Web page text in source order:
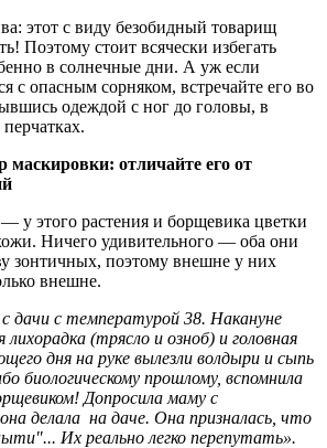
этот с виду безобидный товарищ
Поэтому стоит всячески избегать
в солнечные дни. А уж если
с опасным сорняком, встречайте его во
одеждой с ног до головы, в
отличайте его от
у этого растения и борщевика цветки
Ничего удивительного — оба они
зонтичных, поэтому внешне у них
внешне.
дачи с температурой 38. Накануне
лихорадка (трясло и озноб) и головная
дня на руке вылезли волдыри и сыпь
биологическому прошлому, вспомнила
Допросила маму с
делала на даче. Она призналась, что
Их реально легко перепутать».